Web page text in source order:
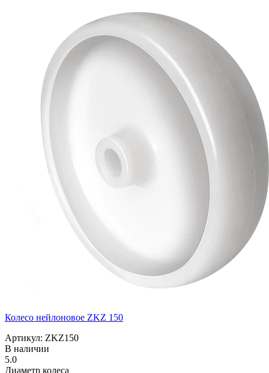
Колесо нейлоновое ZKZ 150
Артикул: ZKZ150
В наличии
5.0
Диаметр колеса